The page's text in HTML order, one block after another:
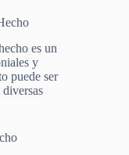
es un
y
puede ser
diversas